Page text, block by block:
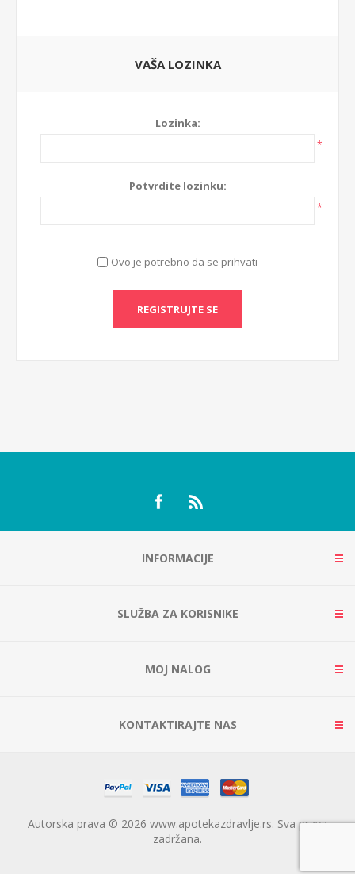
VAŠA LOZINKA
Lozinka:
*
Potvrdite lozinku:
*
Ovo je potrebno da se prihvati
REGISTRUJTE SE
INFORMACIJE
SLUŽBA ZA KORISNIKE
MOJ NALOG
KONTAKTIRAJTE NAS
Autorska prava © 2026 www.apotekazdravlje.rs. Sva prava
zadržana.